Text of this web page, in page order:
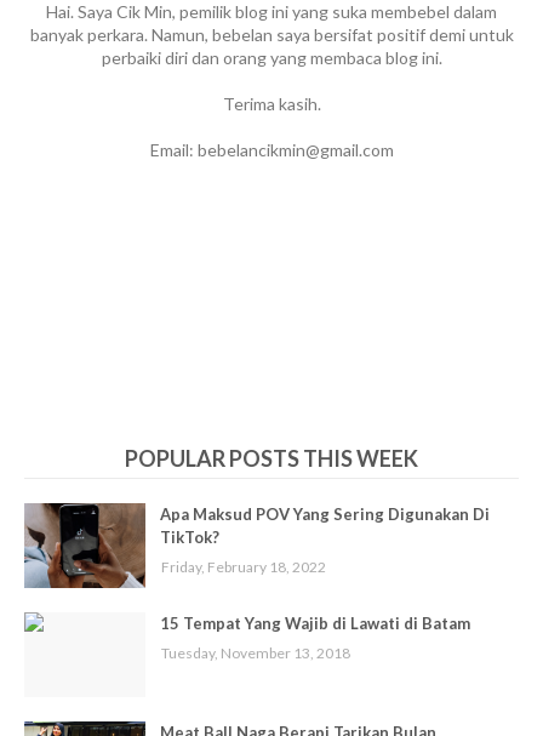
Hai. Saya Cik Min, pemilik blog ini yang suka membebel dalam
banyak perkara. Namun, bebelan saya bersifat positif demi untuk
perbaiki diri dan orang yang membaca blog ini.
Terima kasih.
Email: bebelancikmin@gmail.com
POPULAR POSTS THIS WEEK
Apa Maksud POV Yang Sering Digunakan Di
TikTok?
Friday, February 18, 2022
15 Tempat Yang Wajib di Lawati di Batam
Tuesday, November 13, 2018